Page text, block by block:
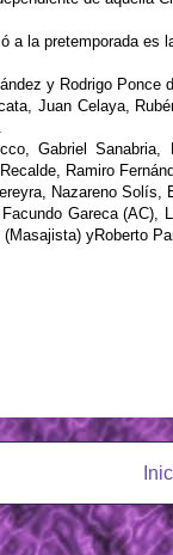
a la pretemporada es
y Rodrigo Ponce
Juan Celaya,
Gabriel
Ramiro
Nazareno Solís,
Gareca (AC),
yRoberto